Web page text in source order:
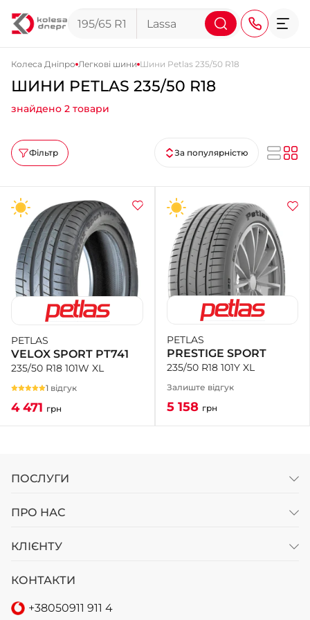
+38 (095) 276-44-44
+38 (067) 911-14-14
- на Щепкіна
+38 (098) 911-911-0
- на Тополі
+38 (098) 911-911-4
- на Калиновій
+38 (077) 7-184-184
- Донецьке шосе
+38 (050)-911-911-2
- Щепкіна
+38 (099)-643-33-77
- Тополь
+38 (068)-923-74-19
- Калинова
Колеса Дніпро Легкові шини Шини Petlas 235/50 R18
ШИНИ PETLAS 235/50 R18
знайдено 2 товари
Фільтр За популярністю
PETLAS
VELOX SPORT PT741
235/50 R18 101W XL
1 відгук
4 471 грн
PETLAS
PRESTIGE SPORT
235/50 R18 101Y XL
Залиште відгук
5 158 грн
ПОСЛУГИ
ПРО НАС
КЛІЄНТУ
КОНТАКТИ
+38050911 911 4